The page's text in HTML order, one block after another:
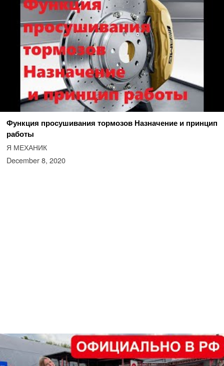
Функция просушивания тормозов Назначение и принцип
работы
Я МЕХАНИК
December 8, 2020